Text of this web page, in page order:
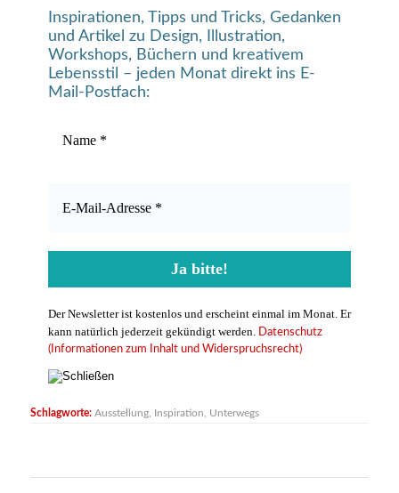
Inspirationen, Tipps und Tricks, Gedanken
und Artikel zu Design, Illustration,
Workshops, Büchern und kreativem
Lebensstil – jeden Monat direkt ins E-
Mail-Postfach:
Der Newsletter ist kostenlos und erscheint einmal im Monat. Er
kann natürlich jederzeit gekündigt werden. Datenschutz
(Informationen zum Inhalt und Widerspruchsrecht)
Schlagworte: Ausstellung, Inspiration, Unterwegs